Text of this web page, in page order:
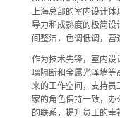
上海总部的室内设计
导力和成熟度的极简设
间整洁，色调低调，营
作为技术先锋，室内设
璃隔断和金属光泽墙等
来的工作空间，支持员
家的角色保持一致，
的联系，提升员工的幸